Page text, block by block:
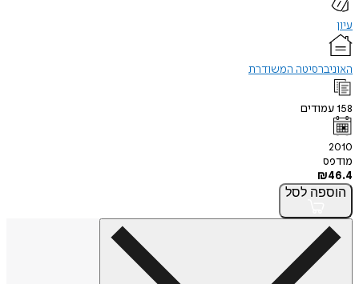
עיון
האוניברסיטה המשודרת
158עמודים
2010
מודפס
₪46.4
הוספה לסל